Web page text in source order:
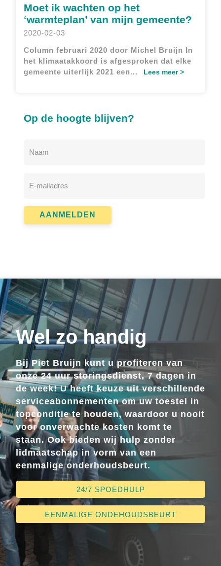
Moet ik wachten op het
‘warmteplan’ van mijn gemeente?
2020-02-03
Column februari 2020 door Michel Bruijn In
het klimaatakkoord is afgesproken dat elke
gemeente uiterlijk 2021 een...
Lees meer >
Op de hoogte blijven?
mailadres *
AANMELDEN
Wel zo handig
Bij Piet Bruijn kunt u profiteren van
onze 24 uur storingsdienst, 7 dagen in
de week! U heeft keuze uit verschillende
serviceabonnementen om uw toestel in
topconditie te houden, waardoor u nooit
voor onverwachte kosten komt te
staan. Ook bieden wij hulp zonder
lidmaatschap in vorm van een
eenmalige onderhoudsbeurt.
24/7 SPOEDHULP
EENMALIGE ONDEHOUDSBEURT